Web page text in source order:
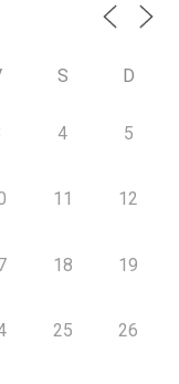
S D
4 5
11 12
18 19
25 26